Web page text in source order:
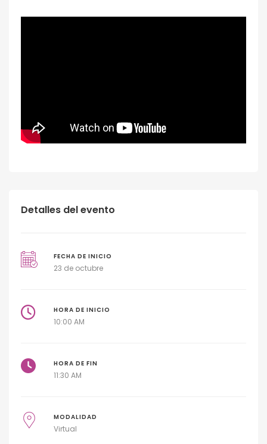
Detalles del evento
FECHA DE INICIO
23 de octubre
HORA DE INICIO
10:00 AM
HORA DE FIN
11:30 AM
MODALIDAD
Virtual